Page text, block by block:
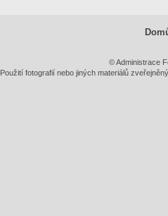
© Administrace
Použití fotografií nebo jiných materiálů